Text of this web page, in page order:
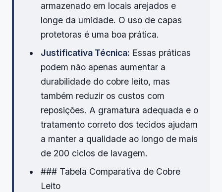
armazenado em locais arejados e
longe da umidade. O uso de capas
protetoras é uma boa prática.
Justificativa Técnica: Essas práticas
podem não apenas aumentar a
durabilidade do cobre leito, mas
também reduzir os custos com
reposições. A gramatura adequada e o
tratamento correto dos tecidos ajudam
a manter a qualidade ao longo de mais
de 200 ciclos de lavagem.
### Tabela Comparativa de Cobre
Leito